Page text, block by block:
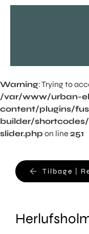
Skip
Warning: Trying to
/var/www/urban-
content/plugins/
builder/
slider.php on line 251
Tilbage |
Produkter
Kunder
Hent
Om